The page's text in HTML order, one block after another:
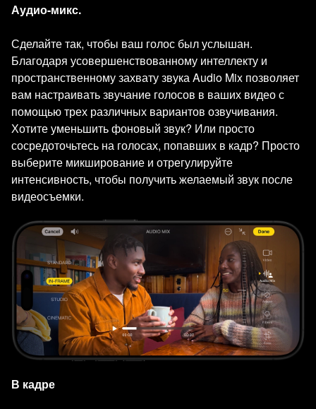
Аудио-микс.
Сделайте так, чтобы ваш голос был услышан.
Благодаря усовершенствованному интеллекту и
пространственному захвату звука Audio Mix позволяет
вам настраивать звучание голосов в ваших видео с
помощью трех различных вариантов озвучивания.
Хотите уменьшить фоновый звук? Или просто
сосредоточьтесь на голосах, попавших в кадр? Просто
выберите микширование и отрегулируйте
интенсивность, чтобы получить желаемый звук после
видеосъемки.
В кадре